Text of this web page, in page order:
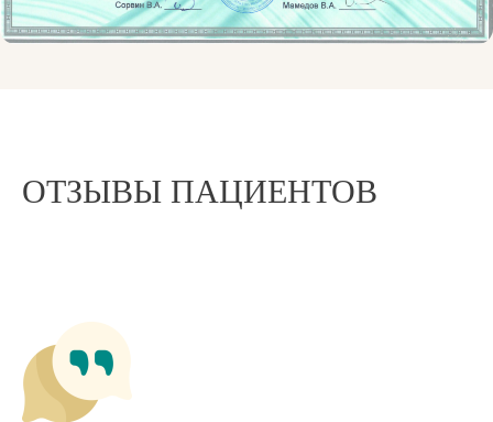
ОТЗЫВЫ ПАЦИЕНТОВ